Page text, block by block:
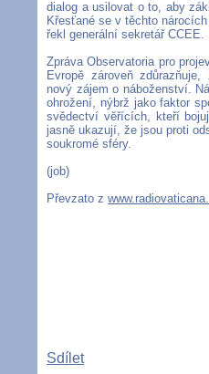
dialog a usilovat o to, aby
Křesťané se v těchto
řekl generální sekretář CCEE.
Zpráva Observatoria pro
Evropě zároveň
nový zájem o náboženství.
ohrožení, nýbrž jako faktor
svědectví věřících, kteří
jasně ukazují, že jsou proti
soukromé sféry.
(job)
Převzato z
Sdílet